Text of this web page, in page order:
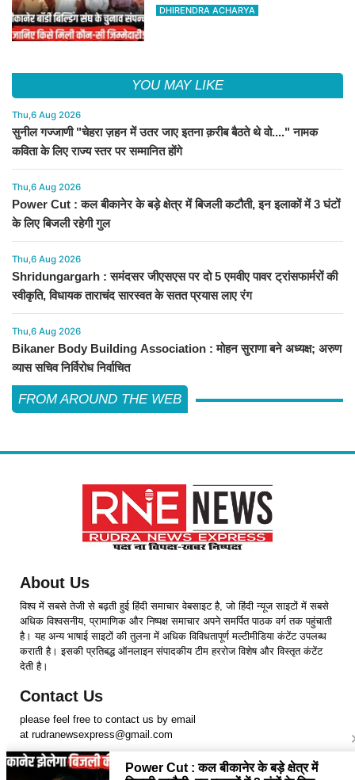
अरुण व्यास सचिव निर्विरोध निर्वाचित
DHIRENDRA ACHARYA
YOU MAY LIKE
Thu,6 Aug 2026
सुनील गज्जाणी "चेहरा ज़हन में उतर जाए इतना क़रीब बैठते थे वो...." नामक
कविता के लिए राज्य स्तर पर सम्मानित होंगे
Thu,6 Aug 2026
Power Cut : कल बीकानेर के बड़े क्षेत्र में बिजली कटौती, इन इलाकों में 3 घंटों
के लिए बिजली रहेगी गुल
Thu,6 Aug 2026
Shridungargarh : समंदसर जीएसएस पर दो 5 एमवीए पावर ट्रांसफार्मरों की
स्वीकृति, विधायक ताराचंद सारस्वत के सतत प्रयास लाए रंग
Thu,6 Aug 2026
Bikaner Body Building Association : मोहन सुराणा बने अध्यक्ष; अरुण
व्यास सचिव निर्विरोध निर्वाचित
FROM AROUND THE WEB
About Us
विश्व में सबसे तेजी से बढ़ती हुई हिंदी समाचार वेबसाइट है, जो हिंदी न्यूज साइटों में सबसे
अधिक विश्वसनीय, प्रामाणिक और निष्पक्ष समाचार अपने समर्पित पाठक वर्ग तक पहुंचाती
है। यह अन्य भाषाई साइटों की तुलना में अधिक विविधतापूर्ण मल्टीमीडिया कंटेंट उपलब्ध
कराती है। इसकी प्रतिबद्ध ऑनलाइन संपादकीय टीम हररोज विशेष और विस्तृत कंटेंट
देती है।
Contact Us
please feel free to contact us by email
at rudranewsexpress@gmail.com
Follow Us